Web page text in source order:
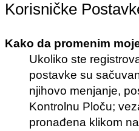
Korisničke
Kako da promenim
Ukoliko ste
postavke su
njihovo menjanje,
Kontrolnu Ploču;
pronađena klikom